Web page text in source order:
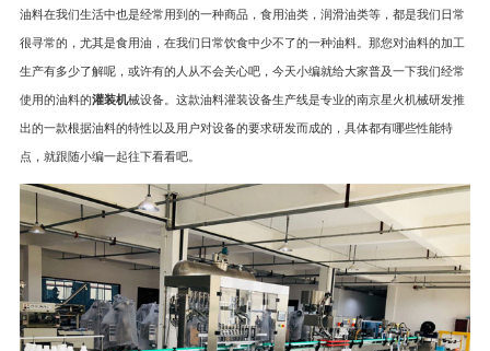
油料在我们生活中也是经常用到的一种商品，食用油类，润滑油类等，都是我们日常
很寻常的，尤其是食用油，在我们日常饮食中少不了的一种油料。那您对油料的加工
生产有多少了解呢，或许有的人从不会关心吧，今天小编就给大家普及一下我们经常
使用的油料的灌装机械设备。这款油料灌装设备生产线是专业的南京星火机械研发推
出的一款根据油料的特性以及用户对设备的要求研发而成的，具体都有哪些性能特
点，就跟随小编一起往下看看吧。